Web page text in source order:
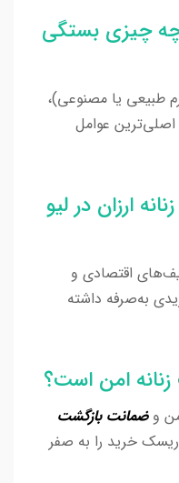
چه چیزی بستگی
طبیعی یا مصنوعی)،
اصلی‌ترین عوامل
ارزان در لیو
اقتصادی و
به‌صرفه داشته
وضمانت بازگشت
خرید را به صفر